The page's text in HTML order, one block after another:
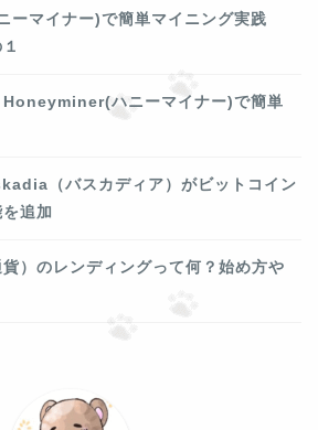
マイナー)で簡単マイニング実践
Honeyminer(ハニーマイナー)で簡単
（バスカディア）がビットコイン
追加
）のレンディングって何？始め方や